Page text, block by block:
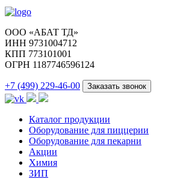
ООО «АБАТ ТД»
ИНН 9731004712
КПП 773101001
ОГРН 1187746596124
+7 (499) 229-46-00 Заказать звонок
Каталог продукции
Оборудование для пиццерии
Оборудование для пекарни
Акции
Химия
ЗИП